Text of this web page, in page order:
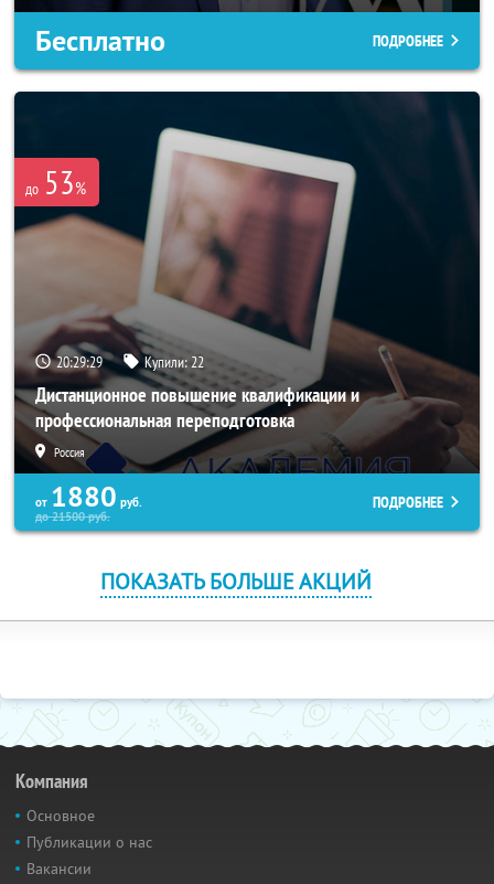
Бесплатно ПОДРОБНЕЕ
до 53%
20:29:29 Купили:22
Дистанционное повышение квалификации и
профессиональная переподготовка
Россия
от 1880 руб.
до21500руб.
ПОДРОБНЕЕ
ПОКАЗАТЬ БОЛЬШЕ АКЦИЙ
Компания
Основное
Публикации о нас
Вакансии